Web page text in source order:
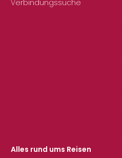
Verbindungssuche
Alles rund ums Reisen